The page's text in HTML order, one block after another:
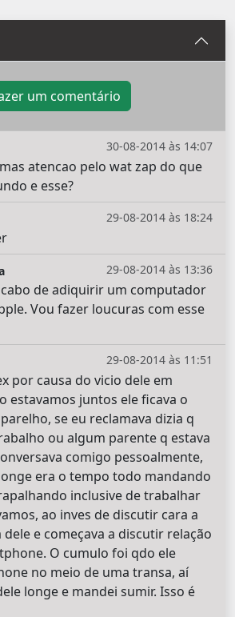
um comentário
30-08-2014 às 14:07
atencao pelo wat zap do que
e esse?
29-08-2014 às 18:24
29-08-2014 às 13:36
de adiquirir um computador
Vou fazer loucuras com esse
29-08-2014 às 11:51
por causa do vicio dele em
estavamos juntos ele ficava o
se eu reclamava dizia q
ou algum parente q estava
comigo pessoalmente,
era o tempo todo mandando
inclusive de trabalhar
ao inves de discutir cara a
dele e começava a discutir relação
O cumulo foi qdo ele
no meio de uma transa, aí
longe e mandei sumir. Isso é